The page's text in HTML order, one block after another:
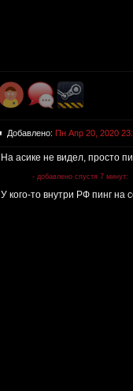
Добавлено: Пн Апр 20, 2020
На асике не видел, просто
- добавлено спустя 7 минут:
У кого-то внутри РФ пинг на